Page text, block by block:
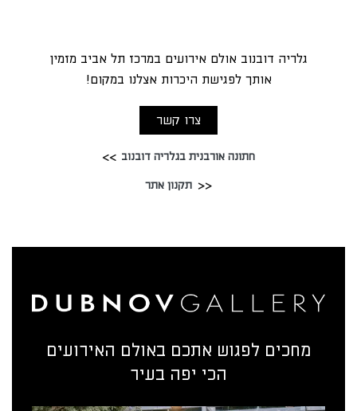
גלריה דובנוב אולם אירועים במרכז תל אביב מזמין
אותך לפגישת היכרות אצלנו במקום!
צרו קשר
חתונה אורבנית בגלריה דובנוב
תקנון אתר
מחכים לפגוש אתכם באולם האירועים
הכי יפה בעיר